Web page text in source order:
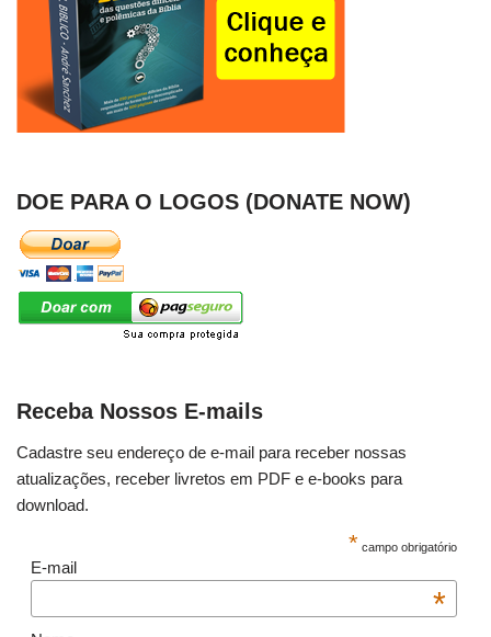
DOE PARA O LOGOS (DONATE NOW)
Receba Nossos E-mails
Cadastre seu endereço de e-mail para receber nossas
atualizações, receber livretos em PDF e e-books para
download.
* campo obrigatório
E-mail
*